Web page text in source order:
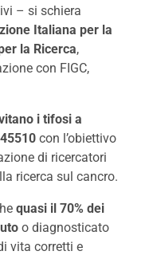
– si schiera
Italiana per la
la Ricerca,
con FIGC,
i tifosi a
con l’obiettivo
di ricercatori
ricerca sul cancro.
quasi il 70% dei
o diagnosticato
vita corretti e